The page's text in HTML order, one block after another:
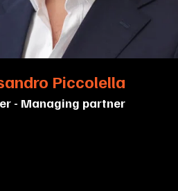
Piccolella
- Managing partner